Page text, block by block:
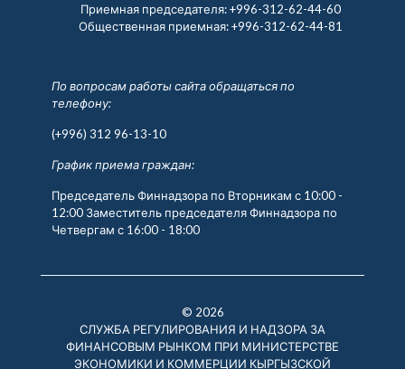
Приемная председателя:+996-312-62-44-60
Общественная приемная:+996-312-62-44-81
По вопросам работы сайта обращаться по
телефону:
(+996) 312 96-13-10
График приема граждан:
Председатель Финнадзора по Вторникам с 10:00 -
12:00 Заместитель председателя Финнадзора по
Четвергам с 16:00 - 18:00
© 2026
СЛУЖБА РЕГУЛИРОВАНИЯ И НАДЗОРА ЗА
ФИНАНСОВЫМ РЫНКОМ ПРИ МИНИСТЕРСТВЕ
ЭКОНОМИКИ И КОММЕРЦИИ КЫРГЫЗСКОЙ